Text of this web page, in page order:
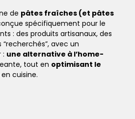
de pâtes fraîches (et pâtes
spécifiquement pour le
: des produits artisanaux, des
avec un
: une alternative à l’home-
tout en optimisant le
en cuisine.